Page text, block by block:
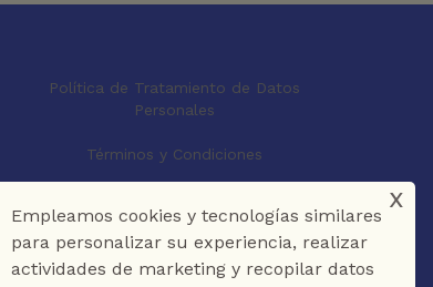
Política de Tratamiento de Datos
Personales
Términos y Condiciones
Empleamos cookies y tecnologías similares
para personalizar su experiencia, realizar
actividades de marketing y recopilar datos
x